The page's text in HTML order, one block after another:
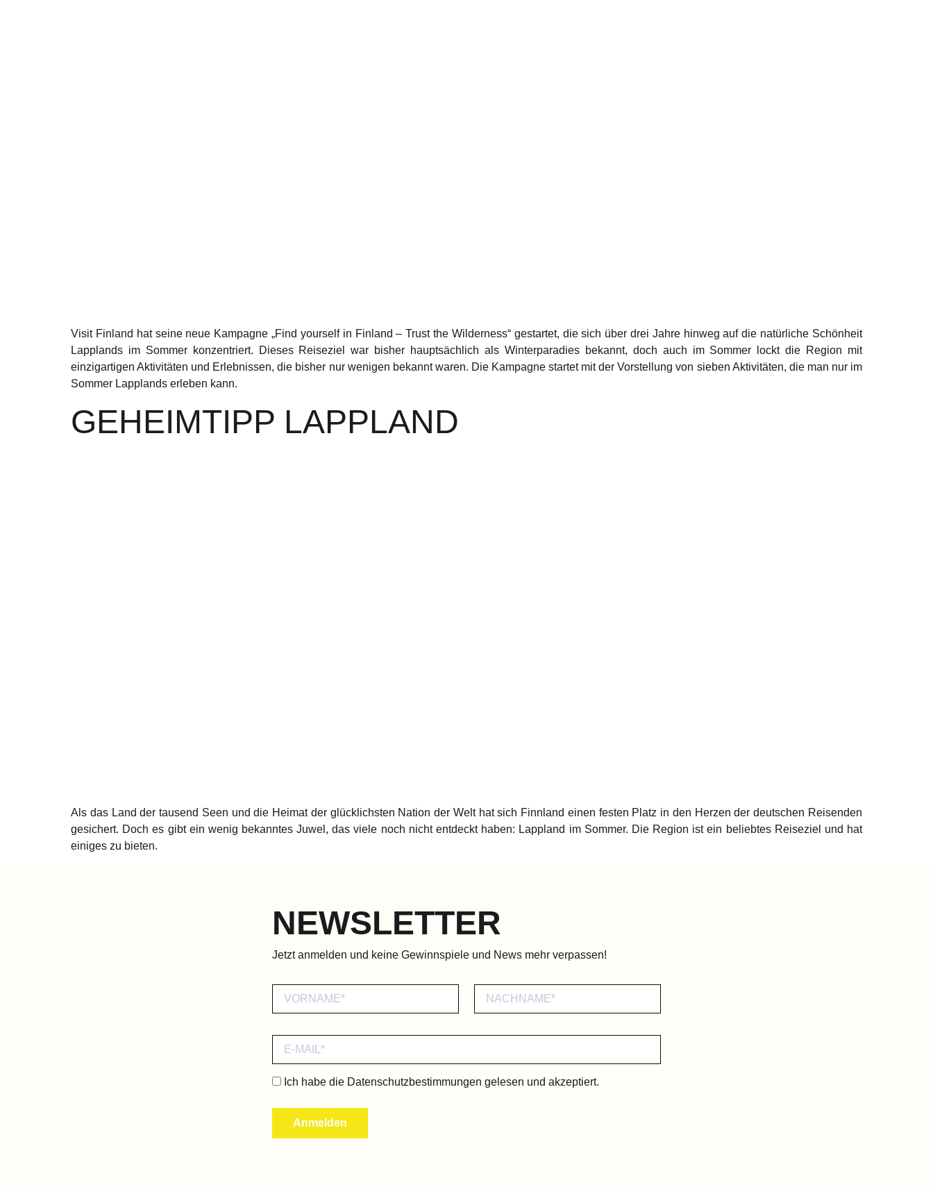
Visit Finland hat seine neue Kampagne „Find yourself in Finland – Trust the Wilderness“ gestartet, die sich über drei Jahre hinweg auf die natürliche Schönheit
Lapplands im Sommer konzentriert. Dieses Reiseziel war bisher hauptsächlich als Winterparadies bekannt, doch auch im Sommer lockt die Region mit
einzigartigen Aktivitäten und Erlebnissen, die bisher nur wenigen bekannt waren. Die Kampagne startet mit der Vorstellung von sieben Aktivitäten, die man nur im
Sommer Lapplands erleben kann.
GEHEIMTIPP LAPPLAND
Als das Land der tausend Seen und die Heimat der glücklichsten Nation der Welt hat sich Finnland einen festen Platz in den Herzen der deutschen Reisenden
gesichert. Doch es gibt ein wenig bekanntes Juwel, das viele noch nicht entdeckt haben: Lappland im Sommer. Die Region ist ein beliebtes Reiseziel und hat
einiges zu bieten.
NEWSLETTER
Jetzt anmelden und keine Gewinnspiele und News mehr verpassen!
Ich habe die Datenschutzbestimmungen gelesen und akzeptiert.